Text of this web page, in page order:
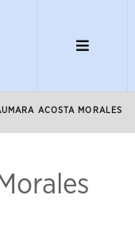
ACOSTA MORALES